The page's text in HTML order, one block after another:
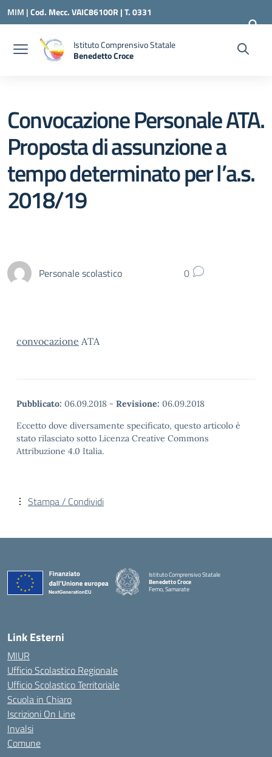
Vai ai contenuti
Vai al menu di navigazione
Vai al footer
MIM |Cod. Mecc. VAIC86100R | T. 0331
240260 | VAIC86100R@ISTRUZIONE.IT
Istituto Comprensivo Statale
Benedetto Croce
Convocazione Personale ATA.
Proposta di assunzione a
tempo determinato per l’a.s.
2018/19
Personale scolastico 0
convocazione ATA
Pubblicato: 06.09.2018 - Revisione: 06.09.2018
Eccetto dove diversamente specificato, questo articolo è
stato rilasciato sotto Licenza Creative Commons
Attribuzione 4.0 Italia.
Stampa / Condividi
Istituto Comprensivo Statale
Benedetto Croce
Ferno, Samarate
Link Esterni
MIUR
Ufficio Scolastico Regionale
Ufficio Scolastico Territoriale
Scuola in Chiaro
Iscrizioni On Line
Invalsi
Comune